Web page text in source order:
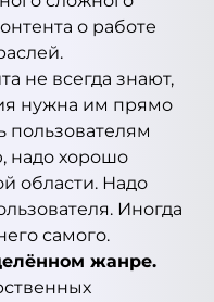
о работе
не всегда знают,
нужна им прямо
пользователям
надо хорошо
области. Надо
Иногда
самого.
жанре.